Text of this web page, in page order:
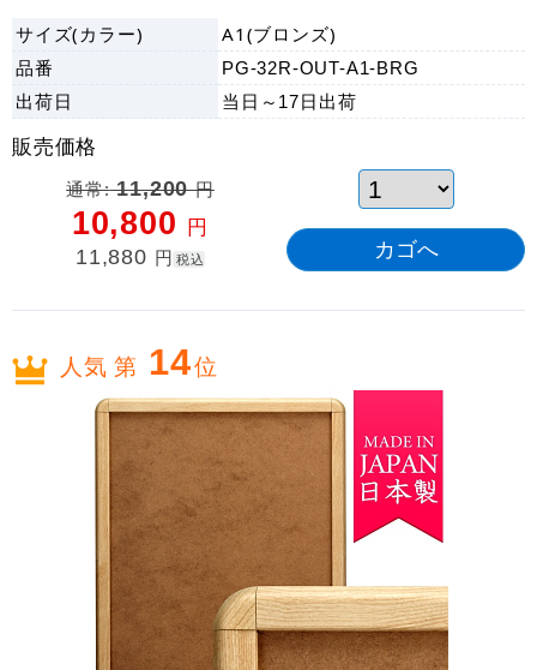
サイズ(カラー)
A1(ブロンズ)
品番
PG-32R-OUT-A1-BRG
出荷日 当日～17日 出荷
販売価格
通常:11,200円
10,800 円
11,880 円 税込
人気 第 14位